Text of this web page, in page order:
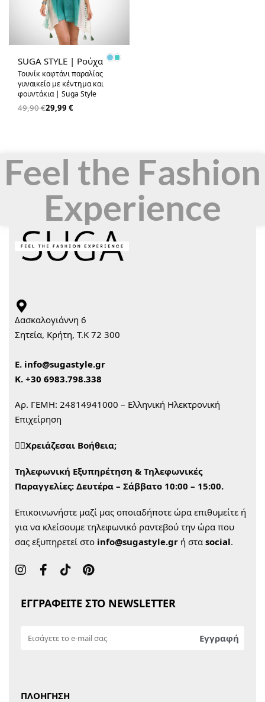
SUGA STYLE | Ρούχα
Τουνίκ καφτάνι παραλίας
γυναικείο με κέντημα και
φουντάκια | Suga Style
49,90€29,99 €
Feel the Fashion
Experience
Δασκαλογιάννη 6
Σητεία, Κρήτη, Τ.Κ 72 300
Ε. info@sugastyle.gr
Κ. +30 6983.798.338
Αρ. ΓΕΜΗ: 24814941000 – Ελληνική Ηλεκτρονική
Επιχείρηση
🙋‍♀️Χρειάζεσαι Βοήθεια;
Τηλεφωνική Εξυπηρέτηση & Τηλεφωνικές
Παραγγελίες: Δευτέρα – Σάββατο 10:00 – 15:00.
Επικοινωνήστε μαζί μας οποιαδήποτε ώρα επιθυμείτε ή
για να κλείσουμε τηλεφωνικό ραντεβού την ώρα που
σας εξυπηρετεί στο info@sugastyle.gr ή στα social.
ΕΓΓΡΑΦΕΙΤΕ ΣΤΟ NEWSLETTER
ΠΛΟΗΓΗΣΗ